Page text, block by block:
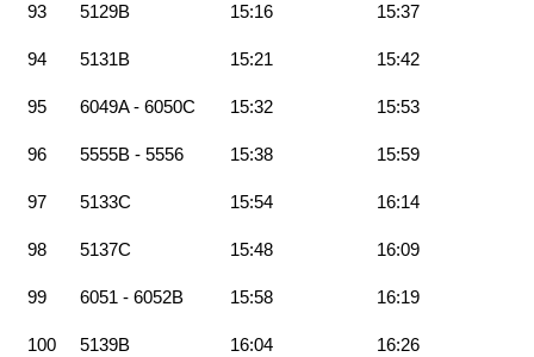
93 5129B 15:16 15:37
94 5131B 15:21 15:42
95 6049A - 6050C 15:32 15:53
96 5555B - 5556 15:38 15:59
97 5133C 15:54 16:14
98 5137C 15:48 16:09
99 6051 - 6052B 15:58 16:19
100 5139B 16:04 16:26